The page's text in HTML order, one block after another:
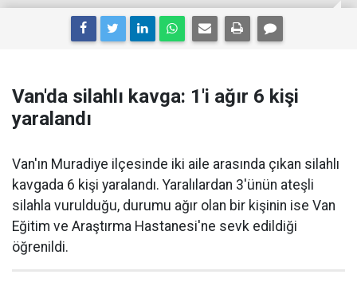
Van'da silahlı kavga: 1'i ağır 6 kişi
yaralandı
Van'ın Muradiye ilçesinde iki aile arasında çıkan silahlı
kavgada 6 kişi yaralandı. Yaralılardan 3'ünün ateşli
silahla vurulduğu, durumu ağır olan bir kişinin ise Van
Eğitim ve Araştırma Hastanesi'ne sevk edildiği
öğrenildi.